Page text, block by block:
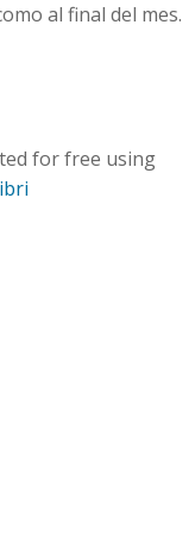
al final del mes.
for free using